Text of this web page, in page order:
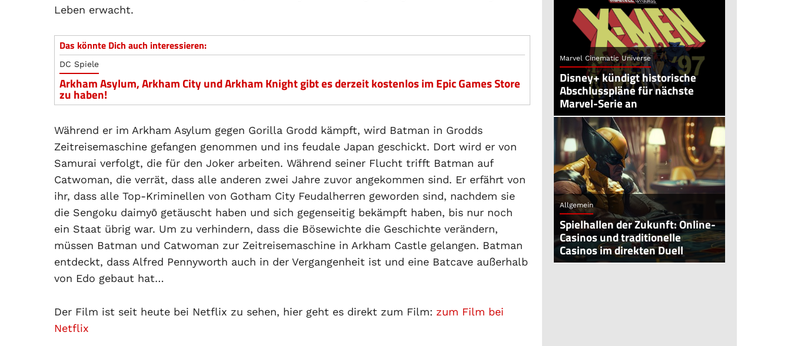
Leben erwacht.
Das könnte Dich auch interessieren:
DC Spiele
Arkham Asylum, Arkham City und Arkham Knight gibt es derzeit kostenlos im Epic Games Store
zu haben!
Während er im Arkham Asylum gegen Gorilla Grodd kämpft, wird Batman in Grodds
Zeitreisemaschine gefangen genommen und ins feudale Japan geschickt. Dort wird er von
Samurai verfolgt, die für den Joker arbeiten. Während seiner Flucht trifft Batman auf
Catwoman, die verrät, dass alle anderen zwei Jahre zuvor angekommen sind. Er erfährt von
ihr, dass alle Top-Kriminellen von Gotham City Feudalherren geworden sind, nachdem sie
die Sengoku daimyō getäuscht haben und sich gegenseitig bekämpft haben, bis nur noch
ein Staat übrig war. Um zu verhindern, dass die Bösewichte die Geschichte verändern,
müssen Batman und Catwoman zur Zeitreisemaschine in Arkham Castle gelangen. Batman
entdeckt, dass Alfred Pennyworth auch in der Vergangenheit ist und eine Batcave außerhalb
von Edo gebaut hat…
Der Film ist seit heute bei Netflix zu sehen, hier geht es direkt zum Film: zum Film bei
Netflix
Marvel Cinematic Universe
Disney+ kündigt historische
Abschlusspläne für nächste
Marvel-Serie an
Allgemein
Spielhallen der Zukunft: Online-
Casinos und traditionelle
Casinos im direkten Duell